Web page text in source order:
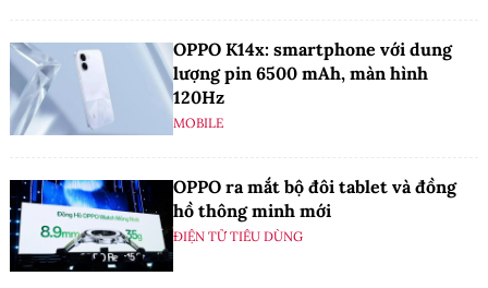
OPPO K14x: smartphone với dung
lượng pin 6500 mAh, màn hình
120Hz
MOBILE
OPPO ra mắt bộ đôi tablet và đồng
hồ thông minh mới
ĐIỆN TỬ TIÊU DÙNG